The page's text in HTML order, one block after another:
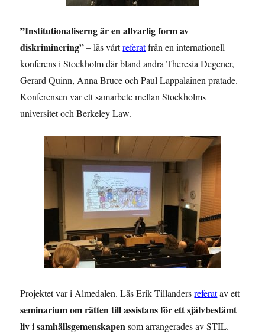
”Institutionaliserng är en allvarlig form av
diskriminering”– läs vårtreferatfrån en internationell
konferens i Stockholm där bland andra Theresia Degener,
Gerard Quinn, Anna Bruce och Paul Lappalainen pratade.
Konferensen var ett samarbete mellan Stockholms
universitet och Berkeley Law.
Projektet var i Almedalen. Läs Erik Tillandersreferatav ett
seminarium om rätten till assistans för ett självbestämt
liv i samhällsgemenskapensom arrangerades av STIL.